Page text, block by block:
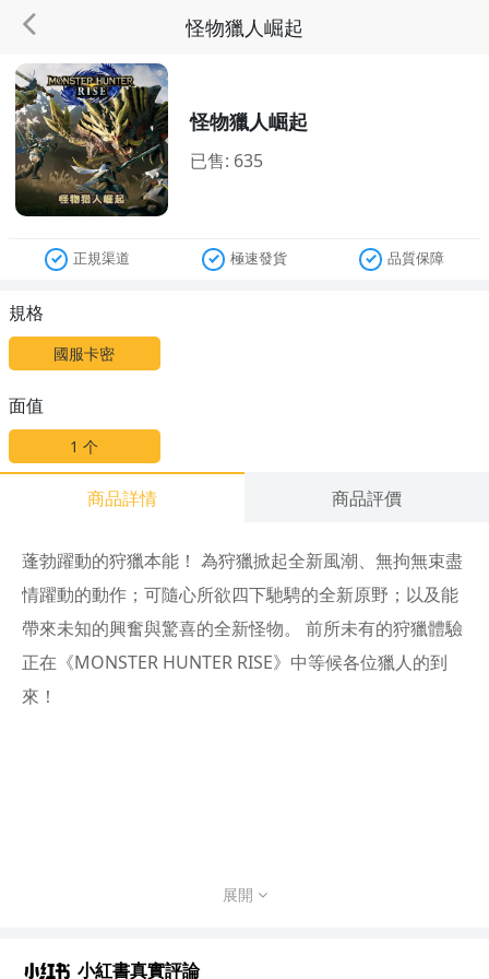
怪物獵人崛起
怪物獵人崛起
已售: 635
正規渠道 極速發貨 品質保障
規格
國服卡密
面值
1个
商品詳情 商品評價
蓬勃躍動的狩獵本能！ 為狩獵掀起全新風潮、無拘無束盡
情躍動的動作；可隨心所欲四下馳騁的全新原野；以及能
帶來未知的興奮與驚喜的全新怪物。 前所未有的狩獵體驗
正在《MONSTER HUNTER RISE》中等候各位獵人的到
來！
展開
小紅書真實評論